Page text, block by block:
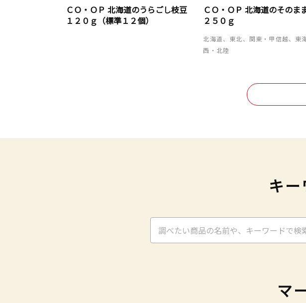
ＣＯ・ＯＰ 北海道のうらごし枝豆
１２０ｇ（標準１２個）
ＣＯ・ＯＰ 北海道のそのま
２５０ｇ
北海道、東北、関東・甲信越、東
西・北陸
キ
マ